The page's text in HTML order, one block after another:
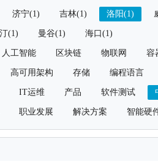
济宁(1) 吉林(1) 洛阳(1)
(1) 曼谷(1) 海口(1)
人工智能 区块链 物联网 容
高可用架构 存储 编程语言
IT运维 产品 软件测试
职业发展 解决方案 智能硬